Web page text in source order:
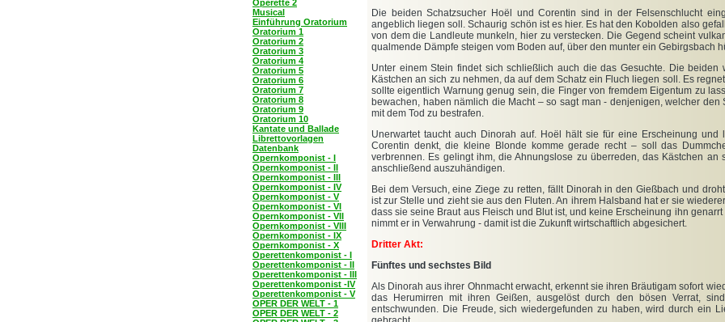
Operette 2
Musical
Einführung Oratorium
Oratorium 1
Oratorium 2
Oratorium 3
Oratorium 4
Oratorium 5
Oratorium 6
Oratorium 7
Oratorium 8
Oratorium 9
Oratorium 10
Kantate und Ballade
Librettovorlagen
Datenbank
Opernkomponist - I
Opernkomponist - II
Opernkomponist - III
Opernkomponist - IV
Opernkomponist - V
Opernkomponist - VI
Opernkomponist - VII
Opernkomponist - VIII
Opernkomponist - IX
Opernkomponist - X
Operettenkomponist - I
Operettenkomponist - II
Operettenkomponist - III
Operettenkomponist -IV
Operettenkomponist - V
OPER DER WELT - 1
OPER DER WELT - 2
Die beiden Schatzsucher Hoël und Corentin sind in der Felsenschlucht
angeblich liegen soll. Schaurig schön ist es hier. Es hat den Kobolden also
von dem die Landleute munkeln, hier zu verstecken. Die Gegend scheint
qualmende Dämpfe steigen vom Boden auf, über den munter ein Gebirgsbach
Unter einem Stein findet sich schließlich auch die das Gesuchte. Die beiden
Kästchen an sich zu nehmen, da auf dem Schatz ein Fluch liegen soll. Es
sollte eigentlich Warnung genug sein, die Finger von fremdem Eigentum zu
bewachen, haben nämlich die Macht – so sagt man - denjenigen, welcher den
mit dem Tod zu bestrafen.
Unerwartet taucht auch Dinorah auf. Hoël hält sie für eine Erscheinung und
Corentin denkt, die kleine Blonde komme gerade recht – soll das
verbrennen. Es gelingt ihm, die Ahnungslose zu überreden, das Kästchen an
anschließend auszuhändigen.
Bei dem Versuch, eine Ziege zu retten, fällt Dinorah in den Gießbach und
ist zur Stelle und zieht sie aus den Fluten. An ihrem Halsband hat er sie
dass sie seine Braut aus Fleisch und Blut ist, und keine Erscheinung ihn
nimmt er in Verwahrung - damit ist die Zukunft wirtschaftlich abgesichert.
Dritter Akt:
Fünftes und sechstes Bild
Als Dinorah aus ihrer Ohnmacht erwacht, erkennt sie ihren Bräutigam sofort
das Herumirren mit ihren Geißen, ausgelöst durch den bösen Verrat,
entschwunden. Die Freude, sich wiedergefunden zu haben, wird durch ein